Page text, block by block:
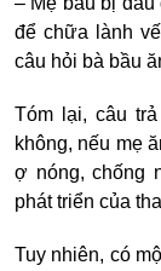
để chữa lành
câu hỏi bà bầu
Tóm lại, câu
không, nếu mẹ
ợ nóng, chống
phát triển của
Tuy nhiên, có